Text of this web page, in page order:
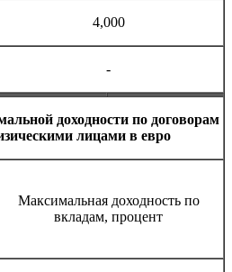
4,000
-
доходности по договорам
лицами в евро
Максимальная доходность по
вкладам, процент